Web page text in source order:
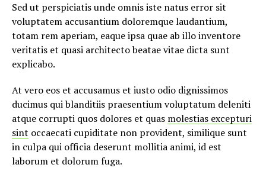
Sed ut perspiciatis unde omnis iste natus error sit
voluptatem accusantium doloremque laudantium,
totam rem aperiam, eaque ipsa quae ab illo inventore
veritatis et quasi architecto beatae vitae dicta sunt
explicabo.
At vero eos et accusamus et iusto odio dignissimos
ducimus qui blanditiis praesentium voluptatum deleniti
atque corrupti quos dolores et quas molestias excepturi
sint occaecati cupiditate non provident, similique sunt
in culpa qui officia deserunt mollitia animi, id est
laborum et dolorum fuga.